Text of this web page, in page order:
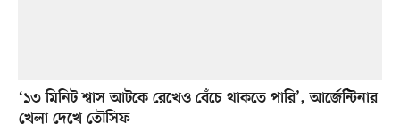
‘১৩ মিনিট শ্বাস আটকে রেখেও বেঁচে থাকতে পারি’, আর্জেন্টিনার
খেলা দেখে তৌসিফ